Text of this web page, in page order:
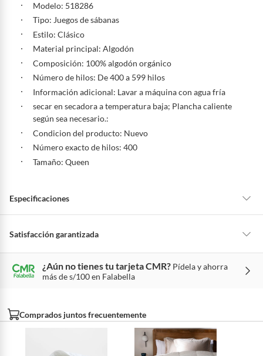
Modelo: 518286
Tipo: Juegos de sábanas
Estilo: Clásico
Material principal: Algodón
Composición: 100% algodón orgánico
Número de hilos: De 400 a 599 hilos
Información adicional: Lavar a máquina con agua fría
secar en secadora a temperatura baja; Plancha caliente
según sea necesario.:
Condicion del producto: Nuevo
Número exacto de hilos: 400
Tamaño: Queen
Especificaciones
Número de hilos
Material Algodón,Algodón orgánico
518286
Satisfacción garantizada
La mayoría de los productos tienen30 días desde que los recibes para
hacer una devolución.
Conoce cuáles son:
Falabella, Tottus y otros vendedores tienen:
48 horas: cemento, mezclas de hormigón, morteros, yeso y otros
¿Aún no tienes tu tarjeta CMR? Pídela y ahorra
más de s/100 en Falabella
Comprados juntos frecuentemente